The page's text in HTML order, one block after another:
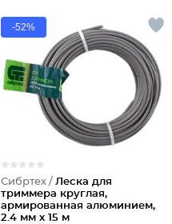
-52%
Сибртех / Леска для
триммера круглая,
армированная алюминием,
2.4 мм х 15 м